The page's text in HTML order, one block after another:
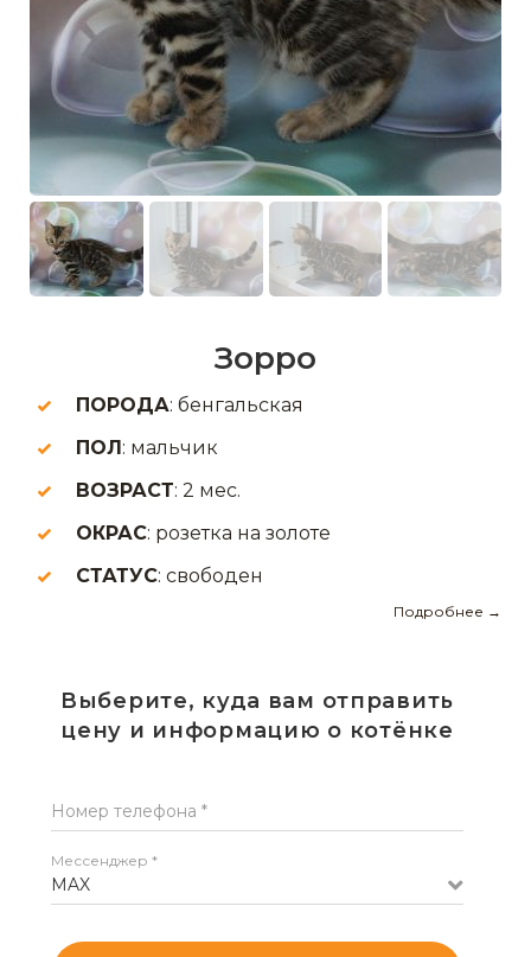
Зорро
ПОРОДА: бенгальская
ПОЛ: мальчик
ВОЗРАСТ: 2 мес.
ОКРАС: розетка на золоте
СТАТУС: свободен
Подробнее →
Выберите, куда вам отправить
цену и информацию о котёнке
Номер телефона *
Мессенджер *
MAX